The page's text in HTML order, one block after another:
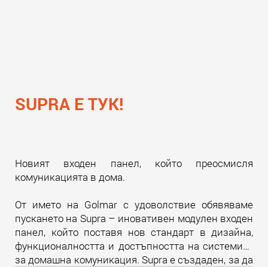
SUPRA Е ТУК!
Новият входен панел, който преосмисля
комуникацията в дома.
От името на Golmar с удоволствие обявяваме
пускането на Supra – иновативен модулен входен
панел, който поставя нов стандарт в дизайна,
функционалността и достъпността на системите
за домашна комуникация. Supra е създаден, за да